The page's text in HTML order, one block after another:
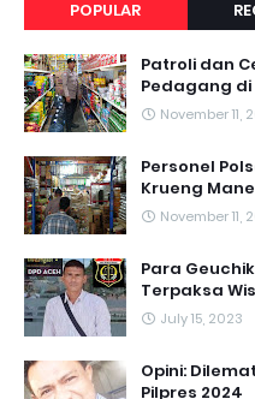
POPULAR
Patroli dan
Pedagang di
November 11,
Personel
Krueng Mane
November 11,
Para
Terpaksa
July 15, 2023
Opini:
Pilpres 2024